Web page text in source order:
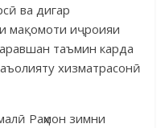
ва дигар
мақомоти иҷроияи
таъмин карда
хизматрасонӣ
Раҳмон зимни